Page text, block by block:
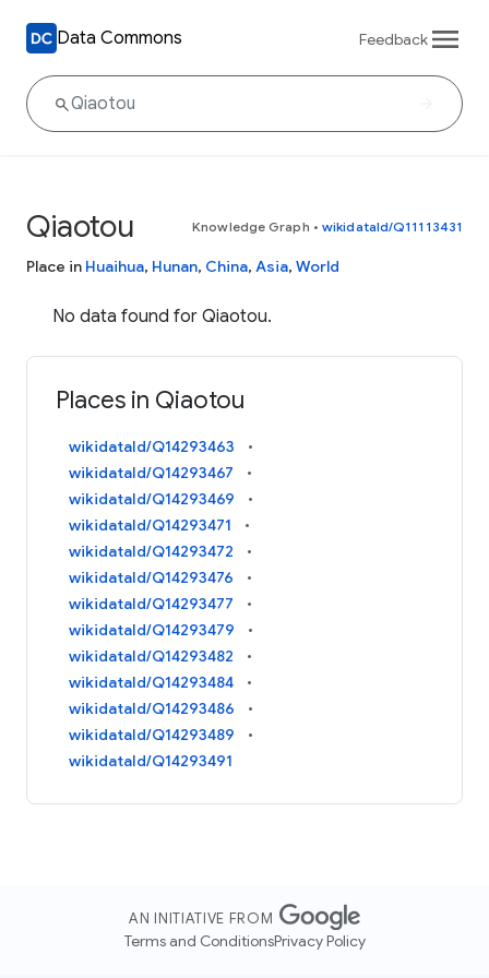
Data Commons Feedback
Qiaotou Knowledge Graph • wikidataId/Q11113431
Place in Huaihua, Hunan, China, Asia, World
No data found for Qiaotou.
Places in Qiaotou
wikidataId/Q14293463
wikidataId/Q14293467
wikidataId/Q14293469
wikidataId/Q14293471
wikidataId/Q14293472
wikidataId/Q14293476
wikidataId/Q14293477
wikidataId/Q14293479
wikidataId/Q14293482
wikidataId/Q14293484
wikidataId/Q14293486
wikidataId/Q14293489
wikidataId/Q14293491
AN INITIATIVE FROM
Terms and ConditionsPrivacy Policy